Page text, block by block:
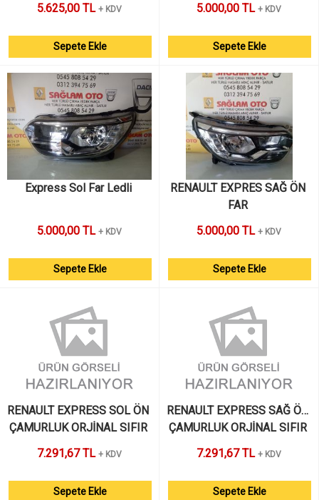
5.625,00 TL + KDV
Sepete Ekle
5.000,00 TL + KDV
Sepete Ekle
Express Sol Far Ledli
5.000,00 TL + KDV
Sepete Ekle
RENAULT EXPRES SAĞ ÖN
FAR
5.000,00 TL + KDV
Sepete Ekle
RENAULT EXPRESS SOL ÖN
ÇAMURLUK ORJİNAL SIFIR
7.291,67 TL + KDV
Sepete Ekle
RENAULT EXPRESS SAĞ ÖN
ÇAMURLUK ORJİNAL SIFIR
7.291,67 TL + KDV
Sepete Ekle